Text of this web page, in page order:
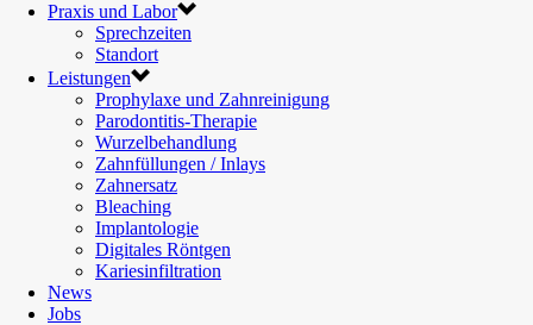
Praxis und Labor
Sprechzeiten
Standort
Leistungen
Prophylaxe und Zahnreinigung
Parodontitis-Therapie
Wurzelbehandlung
Zahnfüllungen / Inlays
Zahnersatz
Bleaching
Implantologie
Digitales Röntgen
Kariesinfiltration
News
Jobs